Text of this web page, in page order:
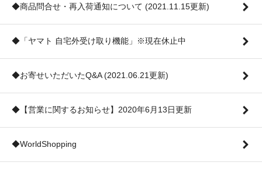
◆商品問合せ・再入荷通知について (2021.11.15更新)
◆「ヤマト 自宅外受け取り機能」※現在休止中
◆お寄せいただいたQ&A (2021.06.21更新)
◆【営業に関するお知らせ】2020年6月13日更新
◆WorldShopping